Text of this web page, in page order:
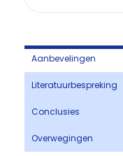
Aanbevelingen
Literatuurbespreking
Conclusies
Overwegingen